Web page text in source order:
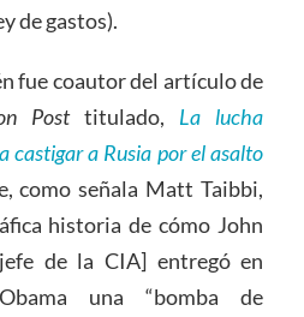
de gastos).
fue coautor del artículo de
Posttitulado, La lucha
castigar a Rusia por el asalto
como señala Matt Taibbi,
historia de cómo John
de la CIA] entregó en
una “bomba de